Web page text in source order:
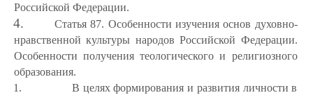
Российской Федерации.
4.
Статья 87. Особенности изучения основ духовно-
нравственной культуры народов Российской Федерации.
Особенности получения теологического и религиозного
образования.
1.
В целях формирования и развития личности в